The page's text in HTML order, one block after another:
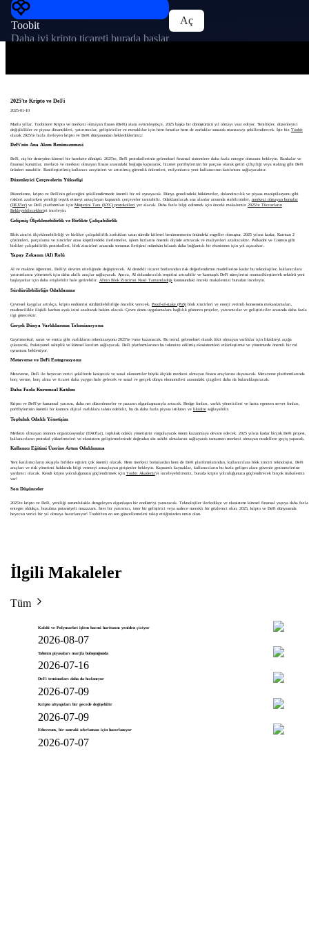
Toobit
Daha iyi kripto ticareti burada başlar
Aç
2025'te Kripto ve DeFi
2025-01-10
Mutlu yıllar, Toobiters! Kripto ve merkezi olmayan finans (DeFi) alanı evrimleştikçe, 2025 başka bir dönüştürücü yıl olmayı vaat ediyor. Yenilikler, düzenleyici
değişiklikler ve piyasa dinamikleri, yatırımcılar, geliştiriciler ve meraklılar için hem fırsatlar hem de zorluklar sunarak manzarayı şekillendirecek. İşte biz Toobit
olarak 2025'te hızla ilerleyen kripto ve DeFi dünyasından beklediklerimiz:
DeFi'nin Ana Akım Benimsenmesi
DeFi, niş bir deneyden küresel bir harekete dönüştü. 2025'te, DeFi protokollerinin geleneksel finansal sistemlere daha fazla entegre olmasını bekleyin. Bankalar ve
finansal kurumlar, merkezi ve merkezi olmayan finans arasındaki boşluğu kapatarak, hizmet portföylerinin bir parçası olarak getiri çiftçiliği veya staking gibi DeFi
ürünleri sunabilir. Basitleştirilmiş kullanıcı arayüzleri ve artırılmış güvenlik önlemleri, milyonlarca yeni kullanıcının katılımını sağlayacaktır.
Düzenleyici Çerçevelerin Yükselişi
Düzenleme, kripto ve DeFi'nin geleceğini şekillendirmede önemli bir rol oynayacak. Dünya genelindeki hükümetler, dolandırıcılık ve piyasa manipülasyonu gibi
riskleri azaltırken yeniliği teşvik etmeyi amaçlayan kapsamlı çerçeveler tanıtabilir. Odaklanılacak ana alanlar arasında stabilcoinler, merkezi olmayan borsalar
(DEX'ler)ve DeFi platformları için Müşterini Tanı (KYC) protokolleri yer alacak. Daha fazla bilgi edinmek için önceki makalemiz 2025'te Tüccarların
Bekleyebileceklerini inceleyin.
Gelişmiş Ölçeklenebilirlik ve Birlikte Çalışabilirlik
Blok zinciri ölçeklenebilirliği ve birlikte çalışabilirlik zorlukları uzun süredir kitlesel benimsemenin önündeki engeller olmuştur. 2025 yılına kadar, Katman 2
çözümleri, parçalama ve zincirler arası köprülerdeki ilerlemeler, işlem hızlarını önemli ölçüde artıracak ve maliyetleri azaltacaktır. Polkadot ve Cosmos gibi
birlikte çalışabilirlik protokolleri, blok zincirleri arasında sorunsuz iletişimi mümkün kılarak daha bağlantılı bir ekosistem için yol açacaktır.
Yapay Zekanın (AI) Rolü
AI ve makine öğrenimi, DeFi'yi devrim niteliğinde değiştirecek. AI destekli ticaret botlarından risk değerlendirme modellerine kadar bu teknolojiler, kullanıcılara
yatırımlarını yönetmek için daha akıllı araçlar sağlayacak. Ayrıca, AI dolandırıcılık tespitini artırabilir ve karmaşık DeFi süreçlerini otomatikleştirerek sektörü yeni
başlayanlar için daha erişilebilir hale getirebilir. AI'nin Blok Zincirini Nasıl Tamamladığıkonusundaki önceki makalemizi buradan inceleyin.
Sürdürülebilirliğe Odaklanma
Çevresel kaygılar arttıkça, kripto endüstrisi sürdürülebilirliğe öncelik verecek. Proof-of-stake (PoS)blok zincirleri ve enerji verimli konsensüs mekanizmaları,
madencilikle ilişkili karbon ayak izini azaltarak hakim olacak. Çevre dostu uygulamalara bağlılık gösteren projeler, yatırımcılar ve geliştiriciler arasında daha fazla
ilgi görecektir.
Gerçek Dünya Varlıklarının Tokenizasyonu
Gayrimenkul, sanat ve emtia gibi varlıkların tokenizasyonu 2025'te ivme kazanacak. Bu trend, geleneksel olarak likit olmayan varlıklar için likiditeyi açığa
çıkaracak, fraksiyonel sahiplik ve küresel katılım sağlayacak. DeFi platformlarının bu tokenize edilmiş ekosistemleri etkinleştirme ve yönetmede önemli bir rol
oynaması bekleniyor.
Metaverse ve DeFi Entegrasyonu
Metaverse, DeFi ile heyecan verici şekillerde kesişecek ve sanal ekonomiler büyük ölçüde merkezi olmayan finans araçlarına dayanacak. Metaverse platformlarında
borç verme, borç alma ve ticaret daha yaygın hale gelecek ve sanal ve gerçek dünya ekonomileri arasındaki çizgileri daha da bulanıklaştıracak.
Daha Fazla Kurumsal Katılım
Kripto ve DeFi'ye kurumsal yatırım, daha net düzenlemeler ve pazarın olgunlaşmasıyla artacak. Hedge fonları, varlık yöneticileri ve hatta egemen servet fonları,
portföylerinin önemli bir kısmını dijital varlıklara tahsis edebilir, bu da daha fazla piyasa istikrarı ve likiditesağlayabilir.
Topluluk Odaklı Yönetişim
Merkezi olmayan otonom organizasyonlar (DAO'lar), topluluk odaklı yönetişimi vurgulayarak önem kazanmaya devam edecek. 2025 yılına kadar birçok DeFi projesi,
kullanıcıların protokol yükseltmeleri ve ekosistem geliştirmelerinde doğrudan söz sahibi olmalarını sağlayarak tamamen merkezi olmayan modellere geçiş yapacak.
Kullanıcı Eğitimi Üzerine Artan Odaklanma
Yeni katılımcıların akışıyla birlikte eğitim çok önemli olacak. Hem merkezi borsalardan hem de DeFi platformlarından, kullanıcılara blok zinciri teknolojisi, DeFi
araçları ve risk yönetimi hakkında bilgi vermeyi amaçlayan girişimler bekleyin. Kapsamlı kaynaklar, kullanıcıların bu hızla gelişen alanı güvenle gezinmelerine
yardımcı olacak. Kendi kripto yolculuğunuzu güçlendirmek için Toobit Akademi'yi inceleyebilirsiniz, burada kripto yolculuğunuzu güçlendirecek birçok makalemiz
var!
Son Düşünceler
2025'te kripto ve DeFi, yeniliği sorumlulukla dengeleyen olgunlaşan bir endüstriyi yansıtacak. Teknolojiler ilerledikçe ve ekosistem küresel finansal yapıya daha fazla
entegre oldukça, bozulma potansiyeli muazzam. İster bir yatırımcı, ister bir geliştirici veya sadece meraklı bir gözlemci olun; 2025, kripto ve DeFi dünyasında
heyecan verici bir yıl olmaya hazırlanıyor! Toobit'ten en son güncellemeleri takip ettiğinizden emin olun.
İlgili Makaleler
Tüm
Kalshi ve Polymarket işlem hacmi haritasını yeniden çiziyor
2026-08-07
Tahmin piyasaları marjla buluştuğunda
2026-07-16
DeFi teminatları daha da hızlanıyor
2026-07-09
Kripto altyapıları bir gecede değişebilir
2026-07-09
Ethereum, bir sonraki sıfırlaması için hazırlanıyor
2026-07-07